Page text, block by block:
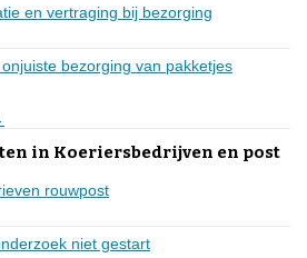
en vertraging bij bezorging
bezorging van pakketjes
in Koeriersbedrijven en post
rouwpost
niet gestart